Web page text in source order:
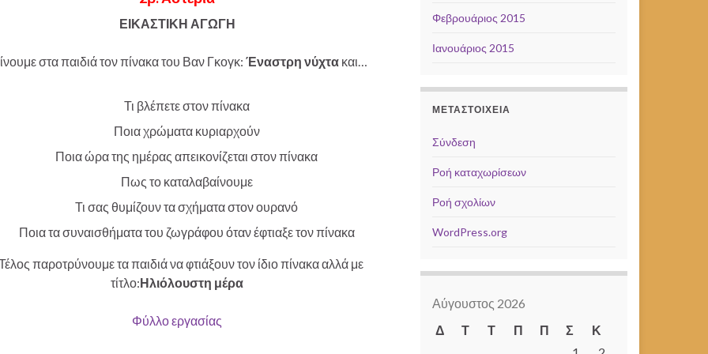
ΕΙΚΑΣΤΙΚΗ ΑΓΩΓΗ
στα παιδιά τον πίνακα του Βαν Γκογκ: Έναστρη νύχτα και…
Τι βλέπετε στον πίνακα
Ποια χρώματα κυριαρχούν
Ποια ώρα της ημέρας απεικονίζεται στον πίνακα
Πως το καταλαβαίνουμε
Τι σας θυμίζουν τα σχήματα στον ουρανό
Ποια τα συναισθήματα του ζωγράφου όταν έφτιαξε τον πίνακα
παροτρύνουμε τα παιδιά να φτιάξουν τον ίδιο πίνακα αλλά με
τίτλο:Ηλιόλουστη μέρα
Φύλλο εργασίας
Φεβρουάριος 2015
Ιανουάριος 2015
ΜΕΤΑΣΤΟΙΧΕΊΑ
Σύνδεση
Ροή καταχωρίσεων
Ροή σχολίων
WordPress.org
Αύγουστος 2026
Δ
Τ Τ Π Π Σ
Κ